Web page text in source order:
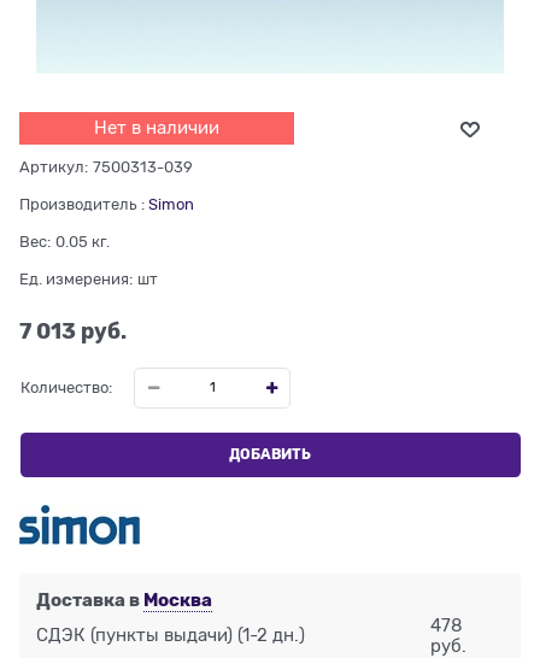
Нет в наличии
Артикул: 7500313-039
Производитель : Simon
Вес: 0.05 кг.
Ед. измерения: шт
7 013 руб.
Количество:
ДОБАВИТЬ
Доставка в Москва
СДЭК (пункты выдачи) (1-2 дн.)
478
руб.